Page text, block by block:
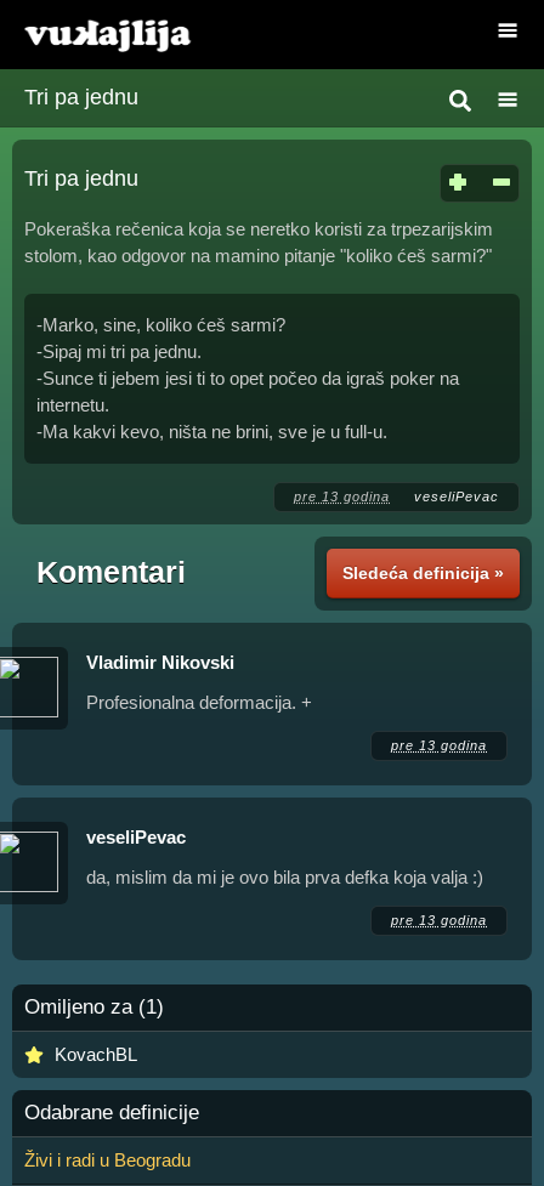
Tri pa jednu
Tri pa jednu
Pokeraška rečenica koja se neretko koristi za trpezarijskim
stolom, kao odgovor na mamino pitanje "koliko ćeš sarmi?"
-Marko, sine, koliko ćeš sarmi?
-Sipaj mi tri pa jednu.
-Sunce ti jebem jesi ti to opet počeo da igraš poker na
internetu.
-Ma kakvi kevo, ništa ne brini, sve je u full-u.
pre 13 godina veseliPevac
Sledeća definicija »
Komentari
Vladimir Nikovski
Profesionalna deformacija. +
pre 13 godina
veseliPevac
da, mislim da mi je ovo bila prva defka koja valja :)
pre 13 godina
Omiljeno za (1)
KovachBL
Odabrane definicije
Živi i radi u Beogradu